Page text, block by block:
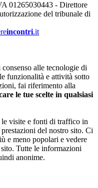
01265030443 - Direttore
del tribunale di
incontri.it
alle tecnologie di
funzionalità e attività sotto
fai riferimento alla
le tue scelte in qualsiasi
visite e fonti di traffico in
del nostro sito. Ci
e meno popolari e vedere
Tutte le informazioni
anonime.